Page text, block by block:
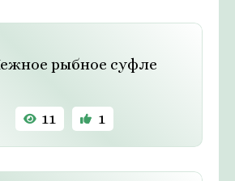
рыбное суфле
11 1